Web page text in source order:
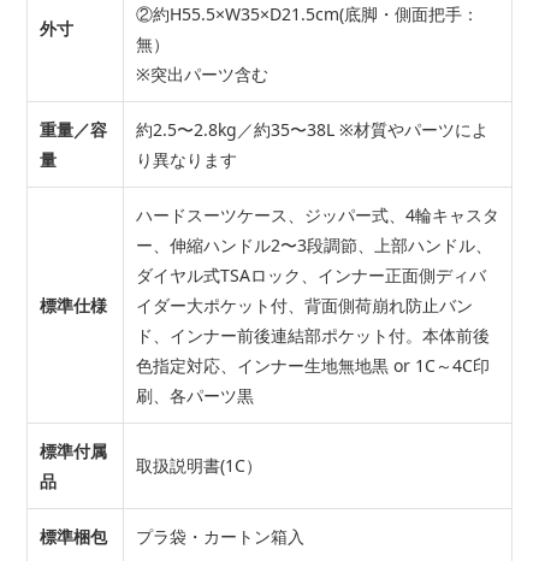
外寸
②約H55.5×W35×D21.5cm(底脚・側面把手：
無）
※突出パーツ含む
重量／容
量
約2.5〜2.8kg／約35〜38L ※材質やパーツによ
り異なります
標準仕様
ハードスーツケース、ジッパー式、4輪キャスタ
ー、伸縮ハンドル2〜3段調節、上部ハンドル、
ダイヤル式TSAロック、インナー正面側ディバ
イダー大ポケット付、背面側荷崩れ防止バン
ド、インナー前後連結部ポケット付。本体前後
色指定対応、インナー生地無地黒 or 1C～4C印
刷、各パーツ黒
標準付属
品
取扱説明書(1C）
標準梱包 プラ袋・カートン箱入